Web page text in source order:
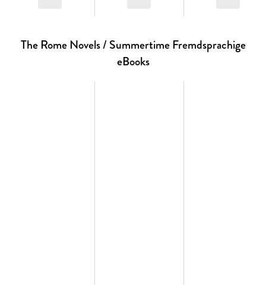
The Rome Novels / Summertime Fremdsprachige
eBooks